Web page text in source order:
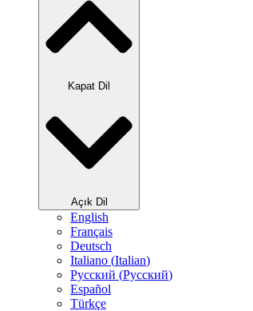
Kapat Dil
Açık Dil
English
Français
Deutsch
Italiano (Italian)
Русский (Pусский)
Español
Türkçe